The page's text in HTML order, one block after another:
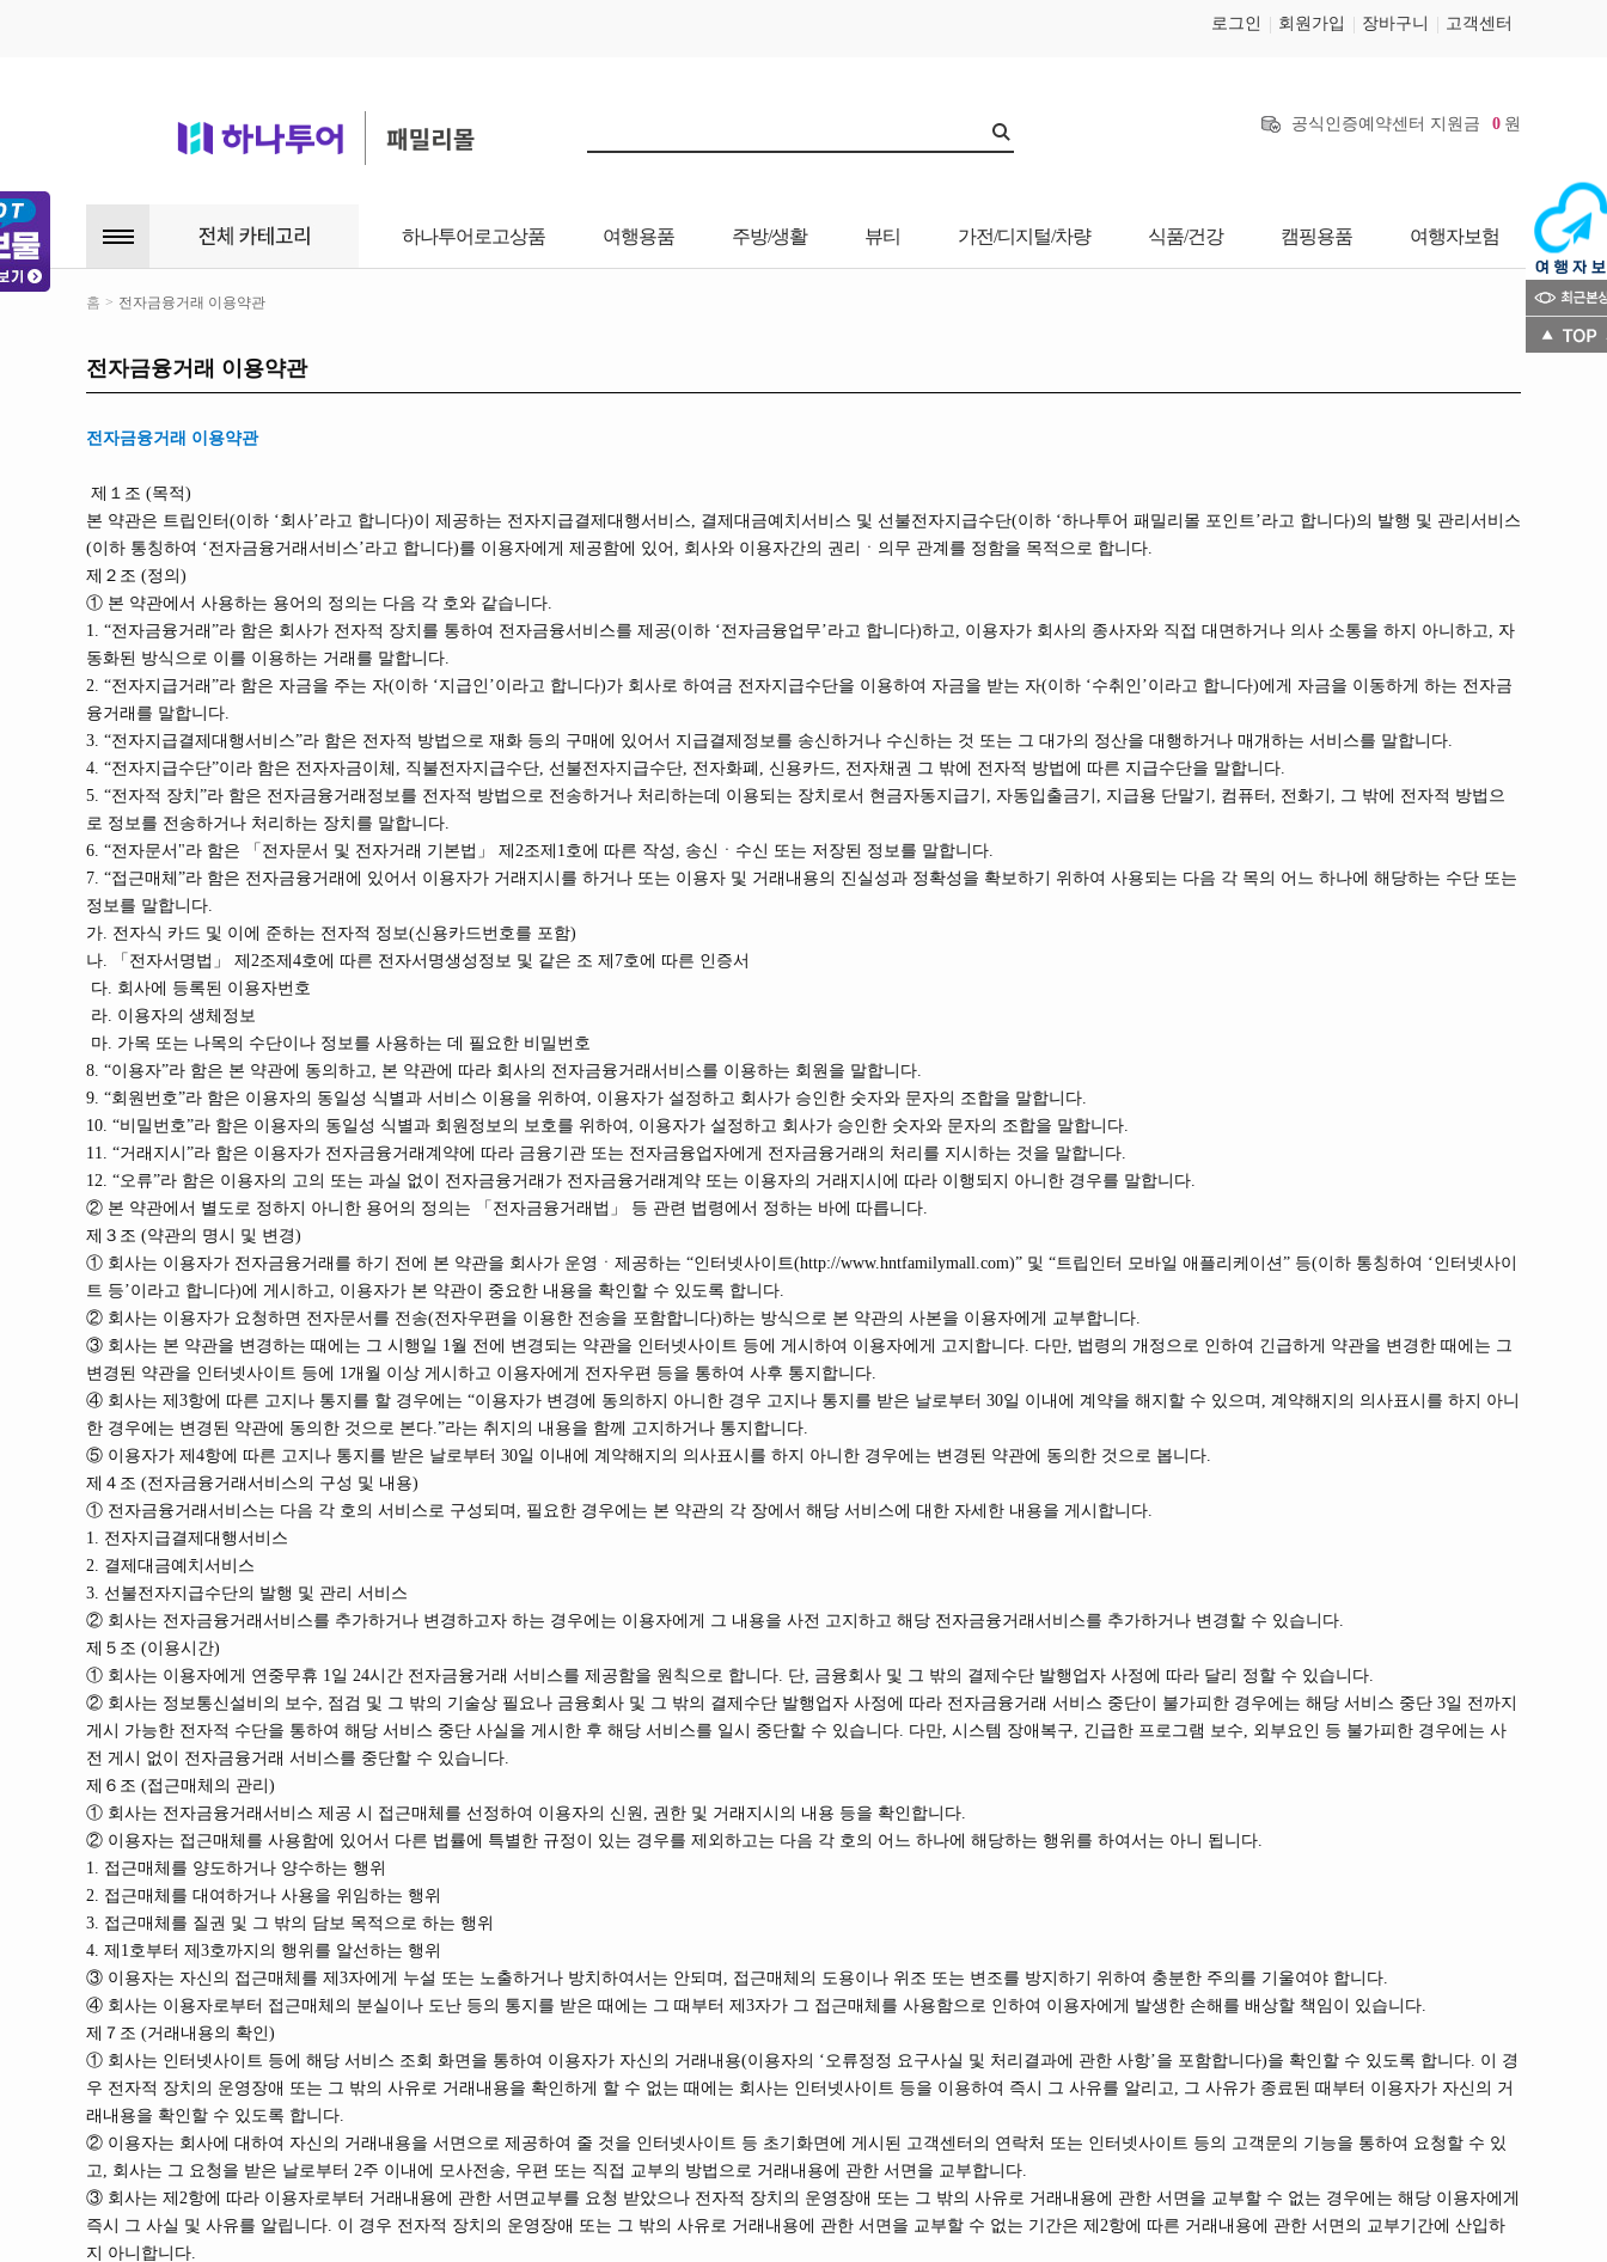
로그인 회원가입 장바구니 고객센터
공식인증예약센터 지원금 0 원
하나투어로고상품 여행용품 주방/생활 뷰티 가전/디지털/차량 식품/건강 캠핑용품 여행자보험
홈 > 전자금융거래 이용약관
전자금융거래 이용약관
전자금융거래 이용약관
제１조 (목적)
본 약관은 트립인터(이하 ‘회사’라고 합니다)이 제공하는 전자지급결제대행서비스, 결제대금예치서비스 및 선불전자지급수단(이하 ‘하나투어 패밀리몰 포인트’라고 합니다)의 발행 및 관리서비스
(이하 통칭하여 ‘전자금융거래서비스’라고 합니다)를 이용자에게 제공함에 있어, 회사와 이용자간의 권리ㆍ의무 관계를 정함을 목적으로 합니다.
제２조 (정의)
① 본 약관에서 사용하는 용어의 정의는 다음 각 호와 같습니다.
1. “전자금융거래”라 함은 회사가 전자적 장치를 통하여 전자금융서비스를 제공(이하 ‘전자금융업무’라고 합니다)하고, 이용자가 회사의 종사자와 직접 대면하거나 의사 소통을 하지 아니하고, 자
동화된 방식으로 이를 이용하는 거래를 말합니다.
2. “전자지급거래”라 함은 자금을 주는 자(이하 ‘지급인’이라고 합니다)가 회사로 하여금 전자지급수단을 이용하여 자금을 받는 자(이하 ‘수취인’이라고 합니다)에게 자금을 이동하게 하는 전자금
융거래를 말합니다.
3. “전자지급결제대행서비스”라 함은 전자적 방법으로 재화 등의 구매에 있어서 지급결제정보를 송신하거나 수신하는 것 또는 그 대가의 정산을 대행하거나 매개하는 서비스를 말합니다.
4. “전자지급수단”이라 함은 전자자금이체, 직불전자지급수단, 선불전자지급수단, 전자화폐, 신용카드, 전자채권 그 밖에 전자적 방법에 따른 지급수단을 말합니다.
5. “전자적 장치”라 함은 전자금융거래정보를 전자적 방법으로 전송하거나 처리하는데 이용되는 장치로서 현금자동지급기, 자동입출금기, 지급용 단말기, 컴퓨터, 전화기, 그 밖에 전자적 방법으
로 정보를 전송하거나 처리하는 장치를 말합니다.
6. “전자문서"라 함은 「전자문서 및 전자거래 기본법」 제2조제1호에 따른 작성, 송신ㆍ수신 또는 저장된 정보를 말합니다.
7. “접근매체”라 함은 전자금융거래에 있어서 이용자가 거래지시를 하거나 또는 이용자 및 거래내용의 진실성과 정확성을 확보하기 위하여 사용되는 다음 각 목의 어느 하나에 해당하는 수단 또는
정보를 말합니다.
가. 전자식 카드 및 이에 준하는 전자적 정보(신용카드번호를 포함)
나. 「전자서명법」 제2조제4호에 따른 전자서명생성정보 및 같은 조 제7호에 따른 인증서
다. 회사에 등록된 이용자번호
라. 이용자의 생체정보
마. 가목 또는 나목의 수단이나 정보를 사용하는 데 필요한 비밀번호
8. “이용자”라 함은 본 약관에 동의하고, 본 약관에 따라 회사의 전자금융거래서비스를 이용하는 회원을 말합니다.
9. “회원번호”라 함은 이용자의 동일성 식별과 서비스 이용을 위하여, 이용자가 설정하고 회사가 승인한 숫자와 문자의 조합을 말합니다.
10. “비밀번호”라 함은 이용자의 동일성 식별과 회원정보의 보호를 위하여, 이용자가 설정하고 회사가 승인한 숫자와 문자의 조합을 말합니다.
11. “거래지시”라 함은 이용자가 전자금융거래계약에 따라 금융기관 또는 전자금융업자에게 전자금융거래의 처리를 지시하는 것을 말합니다.
12. “오류”라 함은 이용자의 고의 또는 과실 없이 전자금융거래가 전자금융거래계약 또는 이용자의 거래지시에 따라 이행되지 아니한 경우를 말합니다.
② 본 약관에서 별도로 정하지 아니한 용어의 정의는 「전자금융거래법」 등 관련 법령에서 정하는 바에 따릅니다.
제３조 (약관의 명시 및 변경)
① 회사는 이용자가 전자금융거래를 하기 전에 본 약관을 회사가 운영ㆍ제공하는 “인터넷사이트(http://www.hntfamilymall.com​)” 및 “트립인터 모바일 애플리케이션” 등(이하 통칭하여 ‘인터넷사이
트 등’이라고 합니다)에 게시하고, 이용자가 본 약관이 중요한 내용을 확인할 수 있도록 합니다.
② 회사는 이용자가 요청하면 전자문서를 전송(전자우편을 이용한 전송을 포함합니다)하는 방식으로 본 약관의 사본을 이용자에게 교부합니다.
③ 회사는 본 약관을 변경하는 때에는 그 시행일 1월 전에 변경되는 약관을 인터넷사이트 등에 게시하여 이용자에게 고지합니다. 다만, 법령의 개정으로 인하여 긴급하게 약관을 변경한 때에는 그
변경된 약관을 인터넷사이트 등에 1개월 이상 게시하고 이용자에게 전자우편 등을 통하여 사후 통지합니다.
④ 회사는 제3항에 따른 고지나 통지를 할 경우에는 “이용자가 변경에 동의하지 아니한 경우 고지나 통지를 받은 날로부터 30일 이내에 계약을 해지할 수 있으며, 계약해지의 의사표시를 하지 아니
한 경우에는 변경된 약관에 동의한 것으로 본다.”라는 취지의 내용을 함께 고지하거나 통지합니다.
⑤ 이용자가 제4항에 따른 고지나 통지를 받은 날로부터 30일 이내에 계약해지의 의사표시를 하지 아니한 경우에는 변경된 약관에 동의한 것으로 봅니다.
제４조 (전자금융거래서비스의 구성 및 내용)
① 전자금융거래서비스는 다음 각 호의 서비스로 구성되며, 필요한 경우에는 본 약관의 각 장에서 해당 서비스에 대한 자세한 내용을 게시합니다.
1. 전자지급결제대행서비스
2. 결제대금예치서비스
3. 선불전자지급수단의 발행 및 관리 서비스
② 회사는 전자금융거래서비스를 추가하거나 변경하고자 하는 경우에는 이용자에게 그 내용을 사전 고지하고 해당 전자금융거래서비스를 추가하거나 변경할 수 있습니다.
제５조 (이용시간)
① 회사는 이용자에게 연중무휴 1일 24시간 전자금융거래 서비스를 제공함을 원칙으로 합니다. 단, 금융회사 및 그 밖의 결제수단 발행업자 사정에 따라 달리 정할 수 있습니다.
② 회사는 정보통신설비의 보수, 점검 및 그 밖의 기술상 필요나 금융회사 및 그 밖의 결제수단 발행업자 사정에 따라 전자금융거래 서비스 중단이 불가피한 경우에는 해당 서비스 중단 3일 전까지
게시 가능한 전자적 수단을 통하여 해당 서비스 중단 사실을 게시한 후 해당 서비스를 일시 중단할 수 있습니다. 다만, 시스템 장애복구, 긴급한 프로그램 보수, 외부요인 등 불가피한 경우에는 사
전 게시 없이 전자금융거래 서비스를 중단할 수 있습니다.
제６조 (접근매체의 관리)
① 회사는 전자금융거래서비스 제공 시 접근매체를 선정하여 이용자의 신원, 권한 및 거래지시의 내용 등을 확인합니다.
② 이용자는 접근매체를 사용함에 있어서 다른 법률에 특별한 규정이 있는 경우를 제외하고는 다음 각 호의 어느 하나에 해당하는 행위를 하여서는 아니 됩니다.
1. 접근매체를 양도하거나 양수하는 행위
2. 접근매체를 대여하거나 사용을 위임하는 행위
3. 접근매체를 질권 및 그 밖의 담보 목적으로 하는 행위
4. 제1호부터 제3호까지의 행위를 알선하는 행위
③ 이용자는 자신의 접근매체를 제3자에게 누설 또는 노출하거나 방치하여서는 안되며, 접근매체의 도용이나 위조 또는 변조를 방지하기 위하여 충분한 주의를 기울여야 합니다.
④ 회사는 이용자로부터 접근매체의 분실이나 도난 등의 통지를 받은 때에는 그 때부터 제3자가 그 접근매체를 사용함으로 인하여 이용자에게 발생한 손해를 배상할 책임이 있습니다.
제７조 (거래내용의 확인)
① 회사는 인터넷사이트 등에 해당 서비스 조회 화면을 통하여 이용자가 자신의 거래내용(이용자의 ‘오류정정 요구사실 및 처리결과에 관한 사항’을 포함합니다)을 확인할 수 있도록 합니다. 이 경
우 전자적 장치의 운영장애 또는 그 밖의 사유로 거래내용을 확인하게 할 수 없는 때에는 회사는 인터넷사이트 등을 이용하여 즉시 그 사유를 알리고, 그 사유가 종료된 때부터 이용자가 자신의 거
래내용을 확인할 수 있도록 합니다.
② 이용자는 회사에 대하여 자신의 거래내용을 서면으로 제공하여 줄 것을 인터넷사이트 등 초기화면에 게시된 고객센터의 연락처 또는 인터넷사이트 등의 고객문의 기능을 통하여 요청할 수 있
고, 회사는 그 요청을 받은 날로부터 2주 이내에 모사전송, 우편 또는 직접 교부의 방법으로 거래내용에 관한 서면을 교부합니다.
③ 회사는 제2항에 따라 이용자로부터 거래내용에 관한 서면교부를 요청 받았으나 전자적 장치의 운영장애 또는 그 밖의 사유로 거래내용에 관한 서면을 교부할 수 없는 경우에는 해당 이용자에게
즉시 그 사실 및 사유를 알립니다. 이 경우 전자적 장치의 운영장애 또는 그 밖의 사유로 거래내용에 관한 서면을 교부할 수 없는 기간은 제2항에 따른 거래내용에 관한 서면의 교부기간에 산입하
지 아니합니다.